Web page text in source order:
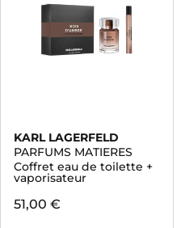
KARL LAGERFELD
PARFUMS MATIERES
Coffret eau de toilette +
vaporisateur
51,00 €